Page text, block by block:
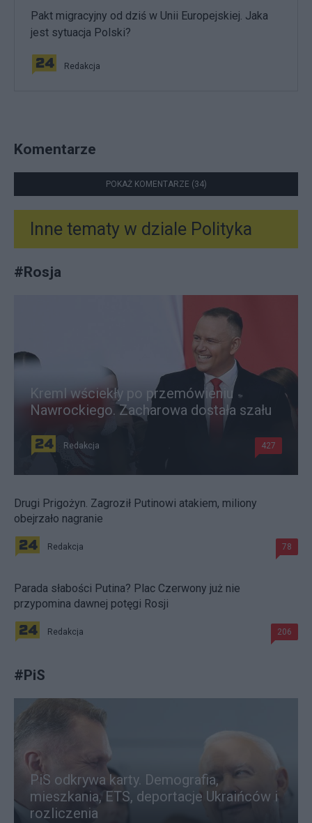
Pakt migracyjny od dziś w Unii Europejskiej. Jaka
jest sytuacja Polski?
Redakcja
Komentarze
POKAŻ KOMENTARZE (34)
Inne tematy w dziale Polityka
#Rosja
Kreml wściekły po przemówieniu
Nawrockiego. Zacharowa dostała szału
Redakcja 427
Drugi Prigożyn. Zagroził Putinowi atakiem, miliony
obejrzało nagranie
Redakcja 78
Parada słabości Putina? Plac Czerwony już nie
przypomina dawnej potęgi Rosji
Redakcja 206
#PiS
PiS odkrywa karty. Demografia,
mieszkania, ETS, deportacje Ukraińców i
rozliczenia